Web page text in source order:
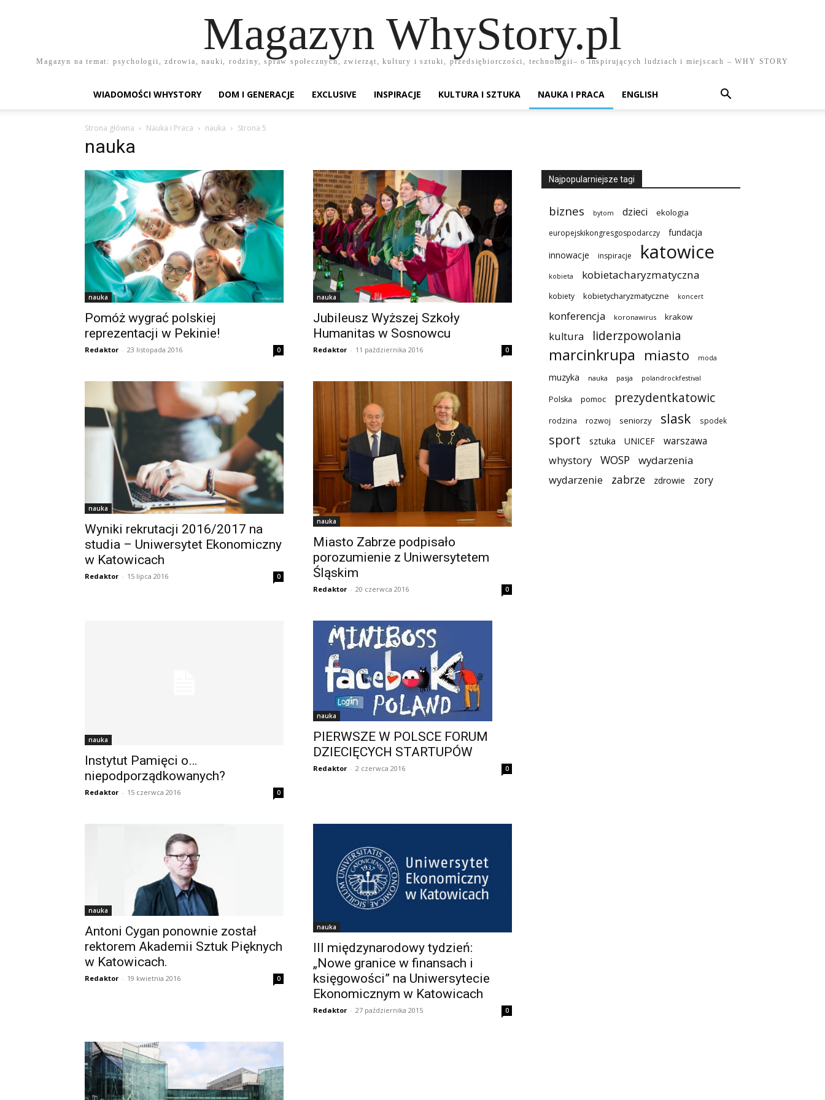
Magazyn WhyStory.pl
Magazyn na temat: psychologii, zdrowia, nauki, rodziny, spraw społecznych, zwierząt, kultury i sztuki, przedsiębiorczości, technologii– o inspirujących ludziach i miejscach – WHY STORY
WIADOMOŚCI WHYSTORY DOM I GENERACJE EXCLUSIVE INSPIRACJE KULTURA I SZTUKA NAUKA I PRACA ENGLISH
Strona główna Nauka i Praca nauka Strona 5
nauka
nauka
Pomóż wygrać polskiej
reprezentacji w Pekinie!
Redaktor - 23 listopada 2016 0
nauka
Jubileusz Wyższej Szkoły
Humanitas w Sosnowcu
Redaktor - 11 października 2016 0
nauka
Wyniki rekrutacji 2016/2017 na
studia – Uniwersytet Ekonomiczny
w Katowicach
Redaktor - 15 lipca 2016 0
nauka
Miasto Zabrze podpisało
porozumienie z Uniwersytetem
Śląskim
Redaktor - 20 czerwca 2016 0
nauka
Instytut Pamięci o…
niepodporządkowanych?
Redaktor - 15 czerwca 2016 0
nauka
PIERWSZE W POLSCE FORUM
DZIECIĘCYCH STARTUPÓW
Redaktor - 2 czerwca 2016 0
nauka
Antoni Cygan ponownie został
rektorem Akademii Sztuk Pięknych
w Katowicach.
Redaktor - 19 kwietnia 2016 0
nauka
III międzynarodowy tydzień:
„Nowe granice w finansach i
księgowości” na Uniwersytecie
Ekonomicznym w Katowicach
Redaktor - 27 października 2015 0
Najpopularniejsze tagi
biznes bytom dzieci ekologia
europejskikongresgospodarczy fundacja
innowacje inspiracje katowice
kobieta kobietacharyzmatyczna
kobiety kobietycharyzmatyczne koncert
konferencja koronawirus krakow
kultura liderzpowolania
marcinkrupa miasto moda
muzyka nauka pasja polandrockfestival
Polska pomoc prezydentkatowic
rodzina rozwoj seniorzy slask spodek
sport sztuka UNICEF
warszawa
whystory
WOSP
wydarzenia
wydarzenie
zabrze zdrowie zory